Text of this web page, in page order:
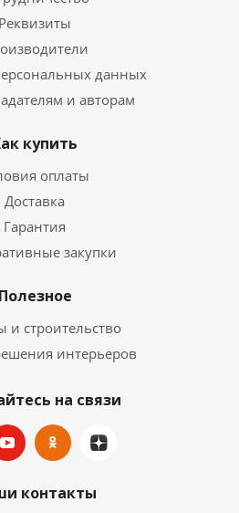
Реквизиты
данных
и авторам
купить
оплаты
Доставка
Гарантия
закупки
Полезное
и строительство
интерьеров
на связи
контакты